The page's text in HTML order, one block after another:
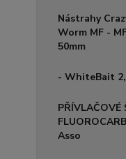
Nástrahy
Worm MF -
50mm
- WhiteBait
PŘÍVLAČOVÉ
Asso